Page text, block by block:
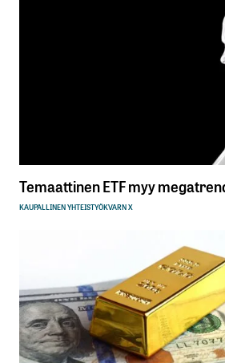
Temaattinen ETF myy
KAUPALLINEN YHTEISTYÖKVARN X